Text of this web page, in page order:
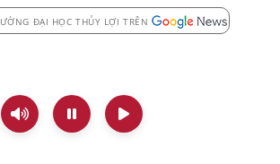
ĐẠI HỌC THỦY LỢI TRÊN